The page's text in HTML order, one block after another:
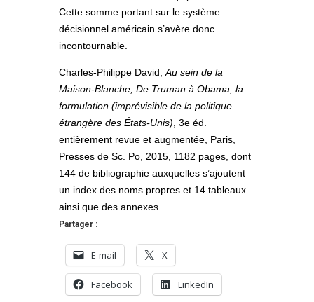
Cette somme portant sur le système
décisionnel américain s’avère donc
incontournable.
Charles-Philippe David, Au sein de la
Maison-Blanche, De Truman à Obama, la
formulation (imprévisible de la politique
étrangère des États-Unis) , 3e éd.
entièrement revue et augmentée, Paris,
Presses de Sc. Po, 2015, 1182 pages, dont
144 de bibliographie auxquelles s’ajoutent
un index des noms propres et 14 tableaux
ainsi que des annexes.
Partager :
E-mail X
Facebook LinkedIn